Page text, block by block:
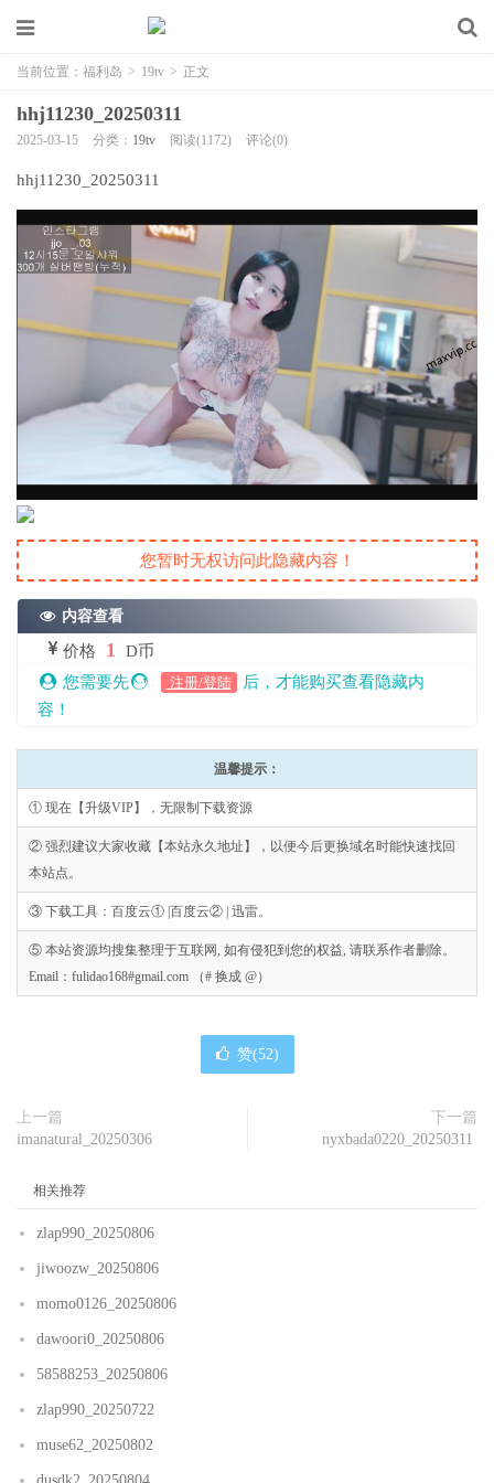
当前位置： 福利岛 > 19tv > 正文
hhj11230_20250311
2025-03-15 分类： 19tv 阅读(1172) 评论(0)
hhj11230_20250311
您暂时无权访问此隐藏内容！
内容查看
价格 1
D币
您需要先
注册/登陆
后，才能购买查看隐藏内
容！
温馨提示：
① 现在【升级VIP】，无限制下载资源
② 强烈建议大家收藏【本站永久地址】，以便今后更换域名时能快速找回
本站点。
③ 下载工具：百度云① |百度云② | 迅雷。
⑤ 本站资源均搜集整理于互联网, 如有侵犯到您的权益, 请联系作者删除。
Email：fulidao168#gmail.com （# 换成 @）
赞(52)
上一篇
imanatural_20250306
下一篇
nyxbada0220_20250311
相关推荐
zlap990_20250806
jiwoozw_20250806
momo0126_20250806
dawoori0_20250806
58588253_20250806
zlap990_20250722
muse62_20250802